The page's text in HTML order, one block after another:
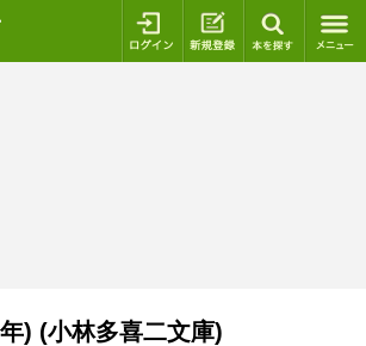
ログイン 新規登録
) (小林多喜二文庫)